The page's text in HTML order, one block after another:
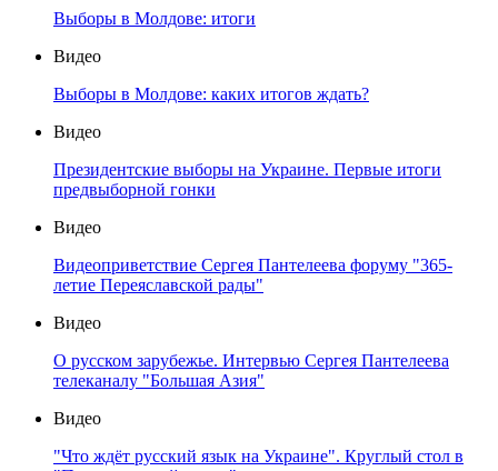
Выборы в Молдове: итоги
Видео
Выборы в Молдове: каких итогов ждать?
Видео
Президентские выборы на Украине. Первые итоги
предвыборной гонки
Видео
Видеоприветствие Сергея Пантелеева форуму "365-
летие Переяславской рады"
Видео
О русском зарубежье. Интервью Сергея Пантелеева
телеканалу "Большая Азия"
Видео
"Что ждёт русский язык на Украине". Круглый стол в